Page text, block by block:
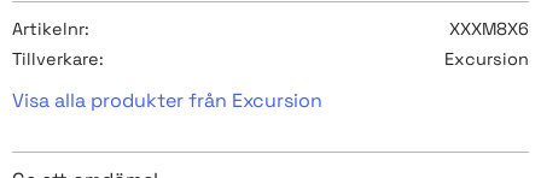
Artikelnr
XXXM8X6
Tillverkare
Excursion
Visa alla produkter från Excursion